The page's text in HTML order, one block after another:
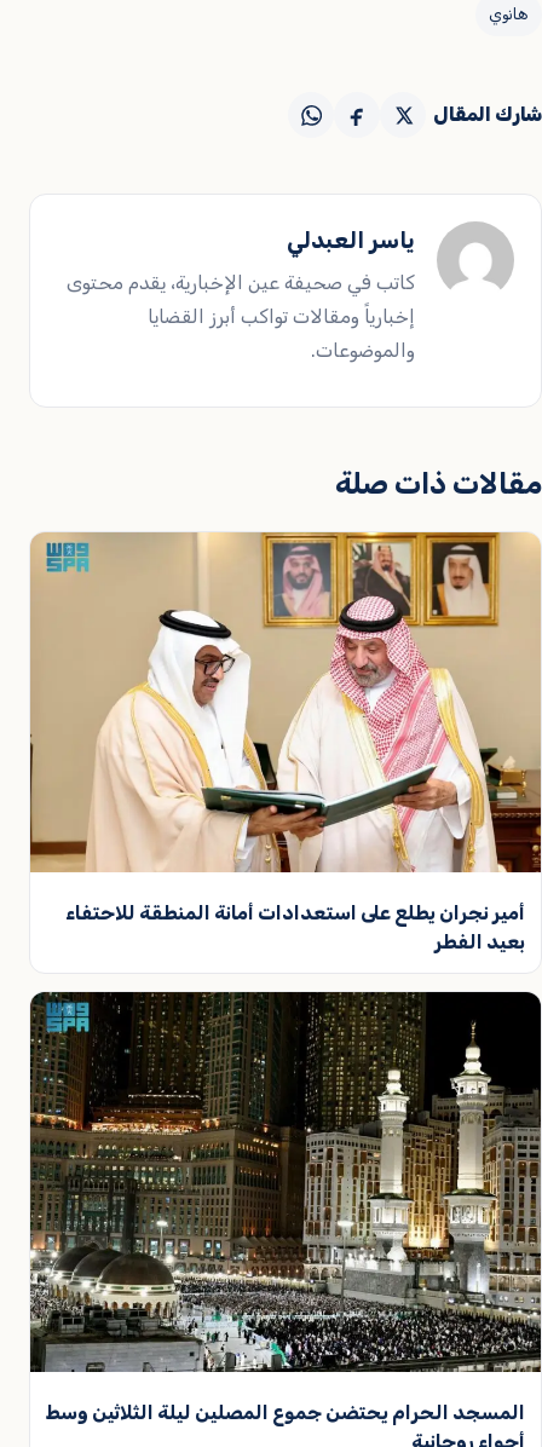
هانوي
شارك المقال
ياسر العبدلي
كاتب في صحيفة عين الإخبارية، يقدم محتوى
إخبارياً ومقالات تواكب أبرز القضايا
والموضوعات.
مقالات ذات صلة
أمير نجران يطلع على استعدادات أمانة المنطقة للاحتفاء
بعيد الفطر
المسجد الحرام يحتضن جموع المصلين ليلة الثلاثين وسط
أجواء روحانية